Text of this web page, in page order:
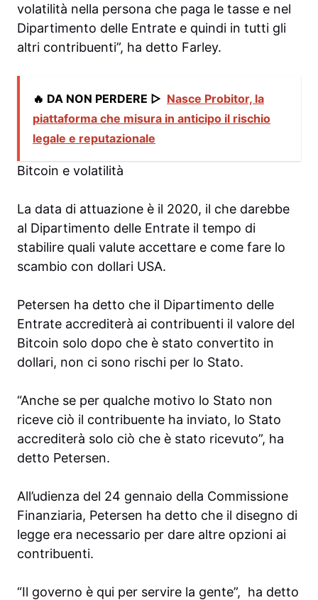
volatilità nella persona che paga le tasse e nel
Dipartimento delle Entrate e quindi in tutti gli
altri contribuenti”, ha detto Farley.
🔥 DA NON PERDERE ▷ Nasce Probitor, la
piattaforma che misura in anticipo il rischio
legale e reputazionale
Bitcoin e volatilità
La data di attuazione è il 2020, il che darebbe
al Dipartimento delle Entrate il tempo di
stabilire quali valute accettare e come fare lo
scambio con dollari USA.
Petersen ha detto che il Dipartimento delle
Entrate accrediterà ai contribuenti il ​​valore del
Bitcoin solo dopo che è stato convertito in
dollari, non ci sono rischi per lo Stato.
“Anche se per qualche motivo lo Stato non
riceve ciò il contribuente ha inviato, lo Stato
accrediterà solo ciò che è stato ricevuto”, ha
detto Petersen.
All’udienza del 24 gennaio della Commissione
Finanziaria, Petersen ha detto che il disegno di
legge era necessario per dare altre opzioni ai
contribuenti.
“Il governo è qui per servire la gente”, ha detto